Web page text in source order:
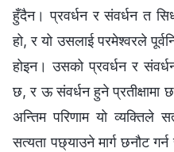
हुँदैन। प्रवर्धन र संवर्धन त
हो, र यो उसलाई परमेश्‍वरले
होइन। उसको प्रवर्धन र
छ, र ऊ संवर्धन हुने प्रतीक्षामा
अन्तिम परिणाम यो व्यक्तिले
सत्यता पछ्याउने मार्ग छनौट